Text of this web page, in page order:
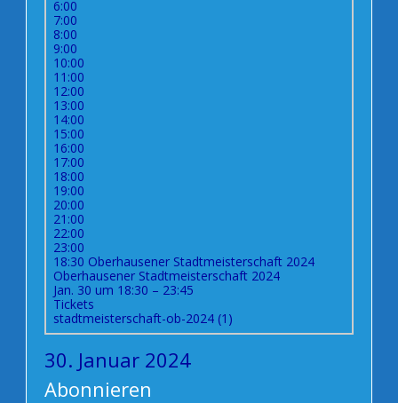
6:00
7:00
8:00
9:00
10:00
11:00
12:00
13:00
14:00
15:00
16:00
17:00
18:00
19:00
20:00
21:00
22:00
23:00
18:30 Oberhausener Stadtmeisterschaft 2024
Oberhausener Stadtmeisterschaft 2024
Jan. 30 um 18:30 – 23:45
Tickets
stadtmeisterschaft-ob-2024 (1)
30. Januar 2024
Abonnieren